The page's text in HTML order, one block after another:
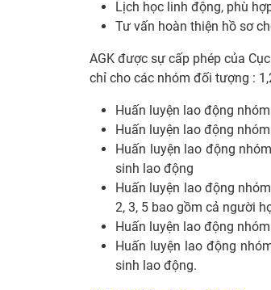
Lịch học linh động, phù
Tư vấn hoàn thiện hồ sơ
AGK được sự cấp phép của
chỉ cho các nhóm đối tượng :
Huấn luyện lao động
Huấn luyện lao động
Huấn luyện lao động
sinh lao động
Huấn luyện lao động
2, 3, 5 bao gồm cả người
Huấn luyện lao động
Huấn luyện lao động
sinh lao động.